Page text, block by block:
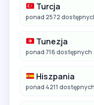
Turcja
ponad 2572
Tunezja
ponad 716 dostępnych
Hiszpania
ponad 4211 dostępnych